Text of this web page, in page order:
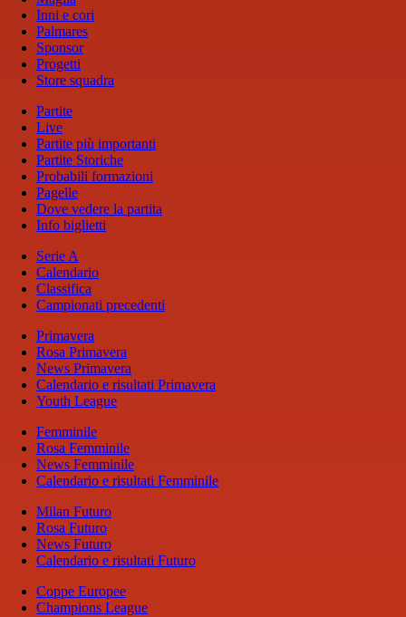
Inni e cori
Palmares
Sponsor
Progetti
Store squadra
Partite
Live
Partite più importanti
Partite Storiche
Probabili formazioni
Pagelle
Dove vedere la partita
Info biglietti
Serie A
Calendario
Classifica
Campionati precedenti
Primavera
Rosa Primavera
News Primavera
Calendario e risultati Primavera
Youth League
Femminile
Rosa Femminile
News Femminile
Calendario e risultati Femminile
Milan Futuro
Rosa Futuro
News Futuro
Calendario e risultati Futuro
Coppe Europee
Champions League